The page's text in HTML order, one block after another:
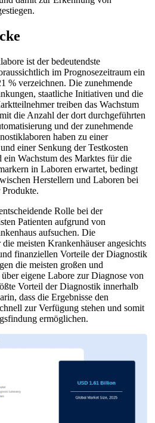
ist der bedeutendste
im Prognosezeitraum ein
% verzeichnen. Die zunehmende
staatliche Initiativen und die
treiben das Wachstum
die Anzahl der dort durchgeführten
und der zunehmende
haben zu einer
einer Senkung der Testkosten
Wachstum des Marktes für die
in Laboren erwartet, bedingt
Herstellern und Laboren bei
Rolle bei der
Patienten aufgrund von
aufsuchen. Die
meisten Krankenhäuser angesichts
finanziellen Vorteile der Diagnostik
die meisten großen und
eigene Labore zur Diagnose von
Vorteil der Diagnostik innerhalb
dass die Ergebnisse den
zur Verfügung stehen und somit
ermöglichen.